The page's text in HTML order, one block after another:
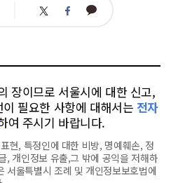
트 페 카
장이므로 서울시에 대한 신고,
필요한 사항에 대해서는 전자
여 주시기 바랍니다.
현, 특정인에 대한 비방, 명예훼손, 정
, 개인정보 유출,그 밖에 공익을 저해하
서울특별시 조례 및 개인정보보호법에